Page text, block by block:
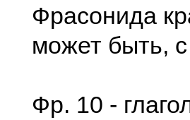
Фрасонида
может быть,
Фр. 10 -